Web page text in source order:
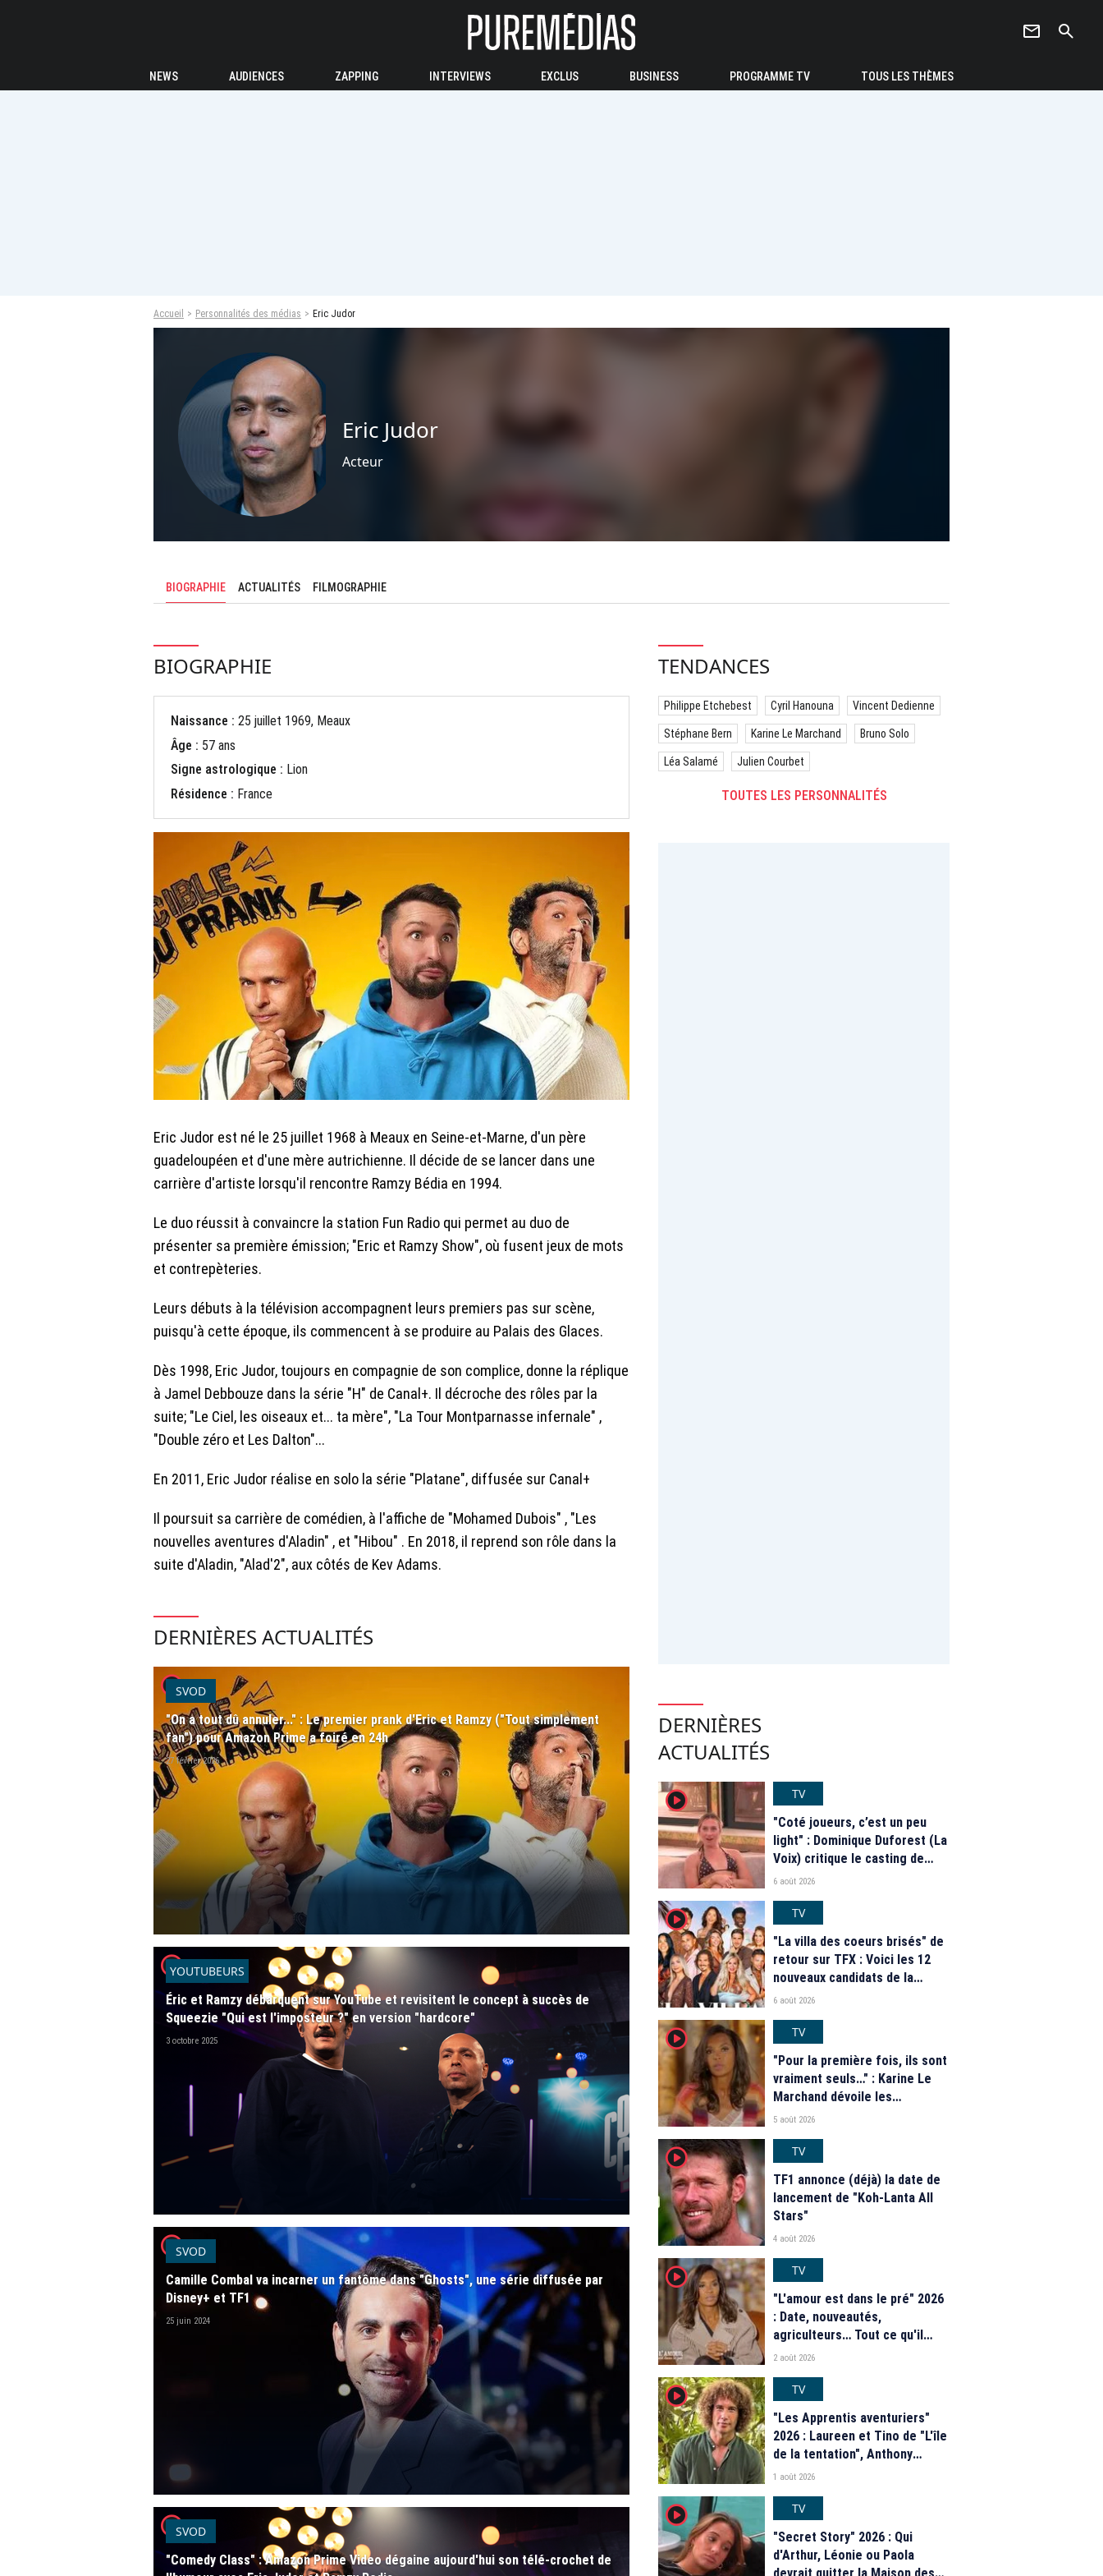
newsletter search
NEWS AUDIENCES ZAPPING INTERVIEWS EXCLUS BUSINESS PROGRAMME TV TOUS LES THÈMES
Accueil Personnalités des médias Eric Judor
Eric Judor
Acteur
BIOGRAPHIE ACTUALITÉS FILMOGRAPHIE
BIOGRAPHIE
Naissance :25 juillet 1969, Meaux
Âge : 57 ans
Signe astrologique : Lion
Résidence : France
Eric Judor est né le 25 juillet 1968 à Meaux en Seine-et-Marne, d'un père
guadeloupéen et d'une mère autrichienne. Il décide de se lancer dans une
carrière d'artiste lorsqu'il rencontre Ramzy Bédia en 1994.
Le duo réussit à convaincre la station Fun Radio qui permet au duo de
présenter sa première émission; "Eric et Ramzy Show", où fusent jeux de mots
et contrepèteries.
Leurs débuts à la télévision accompagnent leurs premiers pas sur scène,
puisqu'à cette époque, ils commencent à se produire au Palais des Glaces.
Dès 1998, Eric Judor, toujours en compagnie de son complice, donne la réplique
à Jamel Debbouze dans la série "H" de Canal+. Il décroche des rôles par la
suite; "Le Ciel, les oiseaux et... ta mère", "La Tour Montparnasse infernale" ,
"Double zéro et Les Dalton"...
En 2011, Eric Judor réalise en solo la série "Platane", diffusée sur Canal+
Il poursuit sa carrière de comédien, à l'affiche de "Mohamed Dubois" , "Les
nouvelles aventures d'Aladin" , et "Hibou" . En 2018, il reprend son rôle dans la
suite d'Aladin, "Alad'2", aux côtés de Kev Adams.
DERNIÈRES ACTUALITÉS
player2SVOD
"On a tout dû annuler..." : Le premier prank d'Eric et Ramzy ("Tout simplement
fan") pour Amazon Prime a foiré en 24h
27 février 2026
player2
YOUTUBEURS
Éric et Ramzy débarquent sur YouTube et revisitent le concept à succès de
Squeezie "Qui est l'imposteur ?" en version "hardcore"
3 octobre 2025
player2SVOD
Camille Combal va incarner un fantôme dans "Ghosts", une série diffusée par
Disney+ et TF1
25 juin 2024
player2SVOD
"Comedy Class" : Amazon Prime Video dégaine aujourd'hui son télé-crochet de
TENDANCES
Philippe Etchebest Cyril Hanouna Vincent Dedienne
Stéphane Bern Karine Le Marchand Bruno Solo
Léa Salamé Julien Courbet
TOUTES LES PERSONNALITÉS
DERNIÈRES
ACTUALITÉS
player2
TV
"Coté joueurs, c’est un peu
light" : Dominique Duforest (La
Voix) critique le casting de
"Secret Story" 2026
6 août 2026
player2
TV
"La villa des coeurs brisés" de
retour sur TFX : Voici les 12
nouveaux candidats de la
saison 2026
6 août 2026
player2
TV
"Pour la première fois, ils sont
vraiment seuls…" : Karine Le
Marchand dévoile les
nouveautés des speed dating
2026
5 août 2026
player2
TV
TF1 annonce (déjà) la date de
lancement de "Koh-Lanta All
Stars"
4 août 2026
player2
TV
"L'amour est dans le pré" 2026
: Date, nouveautés,
agriculteurs… Tout ce qu'il
faut savoir sur la saison 21 du
2 août 2026
player2
TV
"Les Apprentis aventuriers"
2026 : Laureen et Tino de "L'île
de la tentation", Anthony
Matéo, Jade Leboeuf... Le
de la télé-réalité de W9
1 août 2026
player2
TV
"Secret Story" 2026 : Qui
d'Arthur, Léonie ou Paola